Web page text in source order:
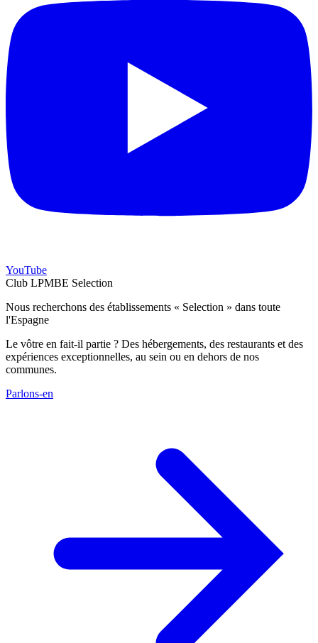
YouTube
Club LPMBE Selection
Nous recherchons des établissements « Selection » dans toute
l'Espagne
Le vôtre en fait-il partie ? Des hébergements, des restaurants et des
expériences exceptionnelles, au sein ou en dehors de nos
communes.
Parlons-en